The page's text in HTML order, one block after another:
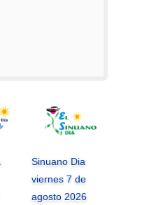
Sinuano Dia
viernes 7 de
agosto 2026